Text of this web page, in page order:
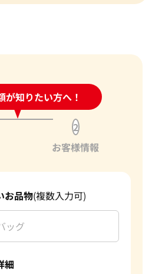
が知りたい方へ！
!問い合わせフォーム
2
お客様情報
お品物(複数入力可)
細